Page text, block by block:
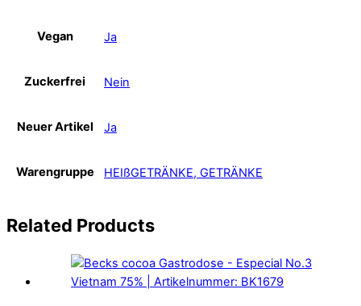
Vegan Ja
Zuckerfrei Nein
Neuer Artikel Ja
Warengruppe HEIßGETRÄNKE, GETRÄNKE
Related Products